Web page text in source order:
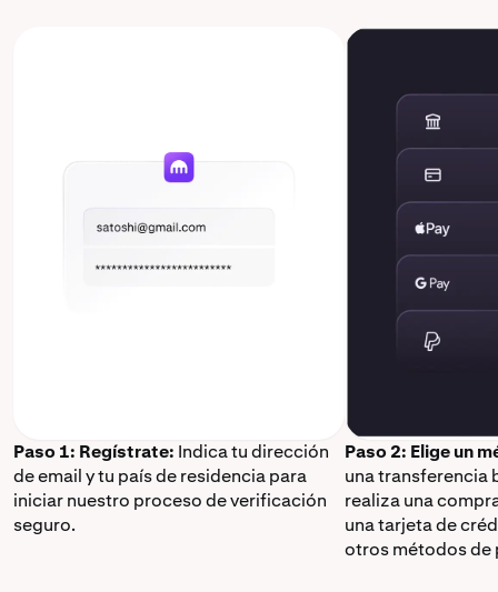
Paso 1: Regístrate: Indica tu dirección
de email y tu país de residencia para
iniciar nuestro proceso de verificación
seguro.
Paso 2: Elige un
una transferencia
realiza una
una tarjeta de
otros métodos de